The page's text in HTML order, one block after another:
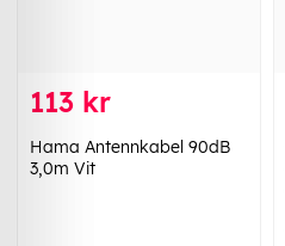
113 kr
Hama Antennkabel 90dB
3,0m Vit